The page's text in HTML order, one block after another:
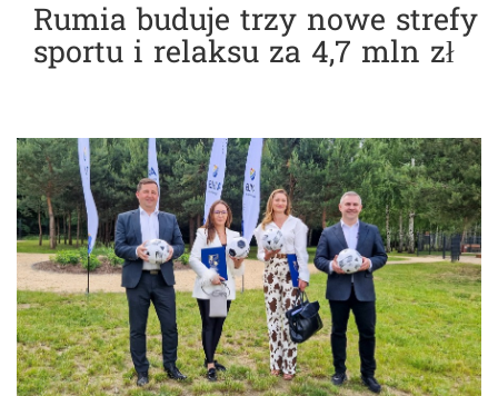
Rumia buduje trzy nowe strefy
sportu i relaksu za 4,7 mln zł